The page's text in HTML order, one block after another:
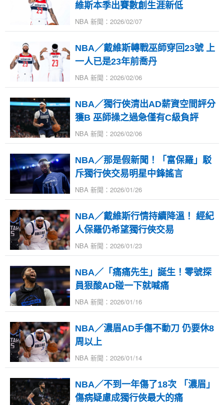
維斯本季出賽數創生涯新低
NBA 新聞：2026/02/07
NBA／戴維斯轉戰巫師穿回23號 上
一人已是23年前喬丹
NBA 新聞：2026/02/06
NBA／獨行俠清出AD薪資空間評分
獲B 巫師操之過急僅有C級負評
NBA 新聞：2026/02/06
NBA／那是假新聞！「富保羅」駁
斥獨行俠交易明星中鋒謠言
NBA 新聞：2026/01/26
NBA／戴維斯行情持續降溫！ 經紀
人保羅仍希望獨行俠交易
NBA 新聞：2026/01/23
NBA／「痛痛先生」誕生！零號探
員狠酸AD碰一下就喊痛
NBA 新聞：2026/01/16
NBA／濃眉AD手傷不動刀 仍要休8
周以上
NBA 新聞：2026/01/14
NBA／不到一年傷了18次 「濃眉」
傷病疑慮成獨行俠最大的痛